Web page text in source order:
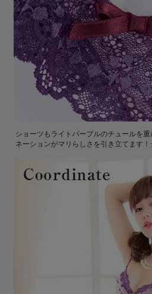
ショーツもライトパープルのチュールを
ネーションがマリらしさを引き立てます！